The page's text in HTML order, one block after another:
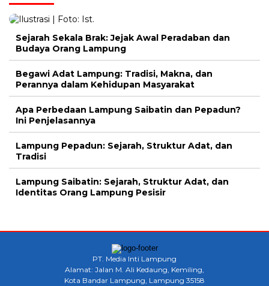
Sejarah Sekala Brak: Jejak Awal Peradaban dan
Budaya Orang Lampung
Begawi Adat Lampung: Tradisi, Makna, dan
Perannya dalam Kehidupan Masyarakat
Apa Perbedaan Lampung Saibatin dan Pepadun?
Ini Penjelasannya
Lampung Pepadun: Sejarah, Struktur Adat, dan
Tradisi
Lampung Saibatin: Sejarah, Struktur Adat, dan
Identitas Orang Lampung Pesisir
PT. Media Inti Lampung
Alamat: Jalan M. Ali Kedaung, Kemiling,
Kota Bandar Lampung, Lampung 35158